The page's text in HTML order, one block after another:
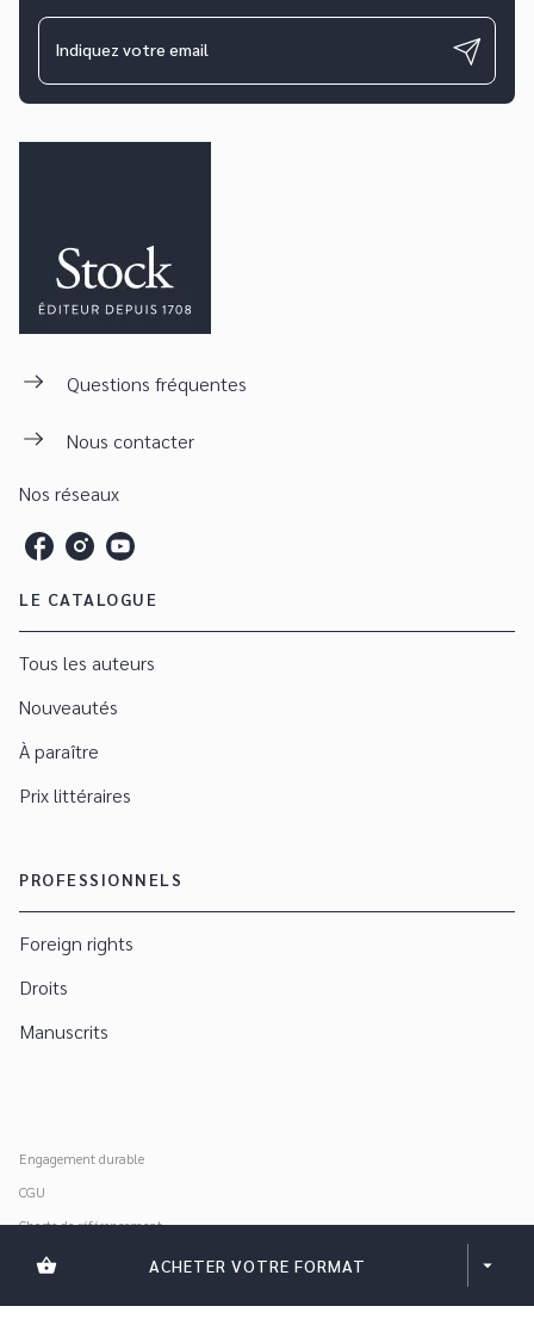
shopping_basket ACHETER VOTRE FORMAT arrow_drop_down
Indiquez votre email
Questions fréquentes
Nous contacter
Nos réseaux
LE CATALOGUE
Tous les auteurs
Nouveautés
À paraître
Prix littéraires
PROFESSIONNELS
Foreign rights
Droits
Manuscrits
Engagement durable
CGU
Charte de référencement
Données personnelles